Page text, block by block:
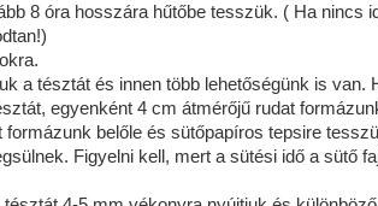
8 óra hosszára hűtőbe tesszük. ( Ha nincs
a tésztát és innen több lehetőségünk is van.
egyenként 4 cm átmérőjű rudat
formázunk belőle és sütőpapíros tepsire
Figyelni kell, mert a sütési idő a sütő